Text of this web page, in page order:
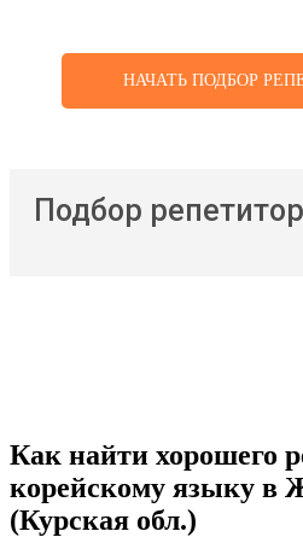
НАЧАТЬ ПОДБОР
Подбор
Как найти хорошего
корейскому языку в
(Курская обл.)